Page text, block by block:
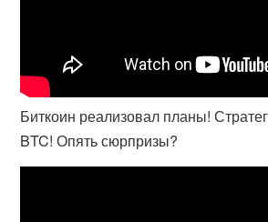
Биткоин реализовал планы!
BTC! Опять сюрпризы?